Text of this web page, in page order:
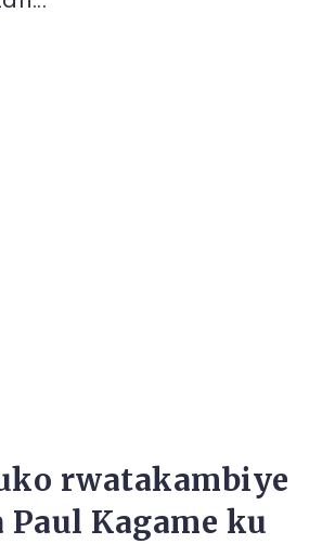
rwatakambiye
Paul Kagame ku